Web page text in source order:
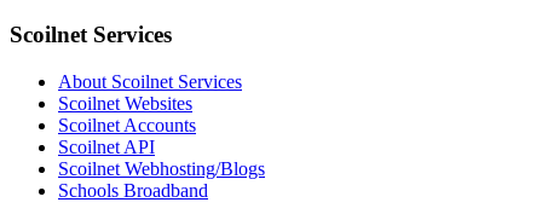
Scoilnet Services
About Scoilnet Services
Scoilnet Websites
Scoilnet Accounts
Scoilnet API
Scoilnet Webhosting/Blogs
Schools Broadband